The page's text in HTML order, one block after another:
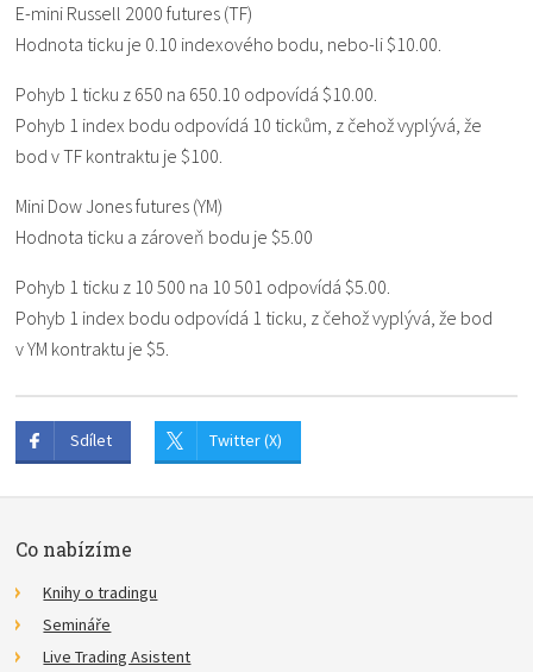
E-mini Russell 2000 futures (TF)
Hodnota ticku je 0.10 indexového bodu, nebo-li $10.00.
Pohyb 1 ticku z 650 na 650.10 odpovídá $10.00.
Pohyb 1 index bodu odpovídá 10 tickům, z čehož vyplývá, že
bod v TF kontraktu je $100.
Mini Dow Jones futures (YM)
Hodnota ticku a zároveň bodu je $5.00
Pohyb 1 ticku z 10 500 na 10 501 odpovídá $5.00.
Pohyb 1 index bodu odpovídá 1 ticku, z čehož vyplývá, že bod
v YM kontraktu je $5.
Sdílet Twitter (X)
Co nabízíme
Knihy o tradingu
Semináře
Live Trading Asistent